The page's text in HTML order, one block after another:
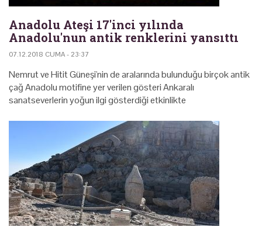
Anadolu Ateşi 17'inci yılında
Anadolu'nun antik renklerini yansıttı
07.12.2018 CUMA - 23:37
Nemrut ve Hitit Güneşi'nin de aralarında bulunduğu birçok antik
çağ Anadolu motifine yer verilen gösteri Ankaralı
sanatseverlerin yoğun ilgi gösterdiği etkinlikte